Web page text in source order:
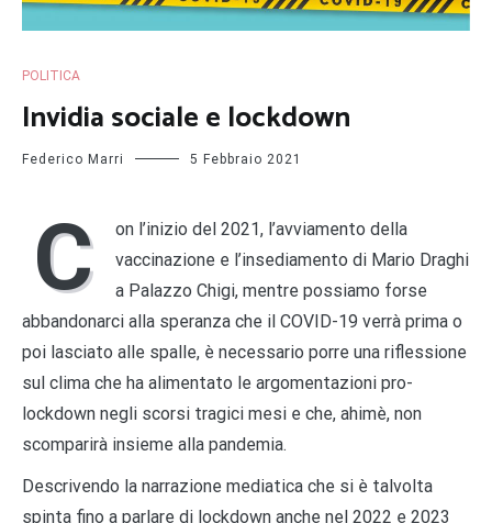
POLITICA
Invidia sociale e lockdown
Federico Marri 5 Febbraio 2021
C
on l’inizio del 2021, l’avviamento della
vaccinazione e l’insediamento di Mario Draghi
a Palazzo Chigi, mentre possiamo forse
abbandonarci alla speranza che il COVID-19 verrà prima o
poi lasciato alle spalle, è necessario porre una riflessione
sul clima che ha alimentato le argomentazioni pro-
lockdown negli scorsi tragici mesi e che, ahimè, non
scomparirà insieme alla pandemia.
Descrivendo la narrazione mediatica che si è talvolta
spinta fino a parlare di lockdown anche nel 2022 e 2023